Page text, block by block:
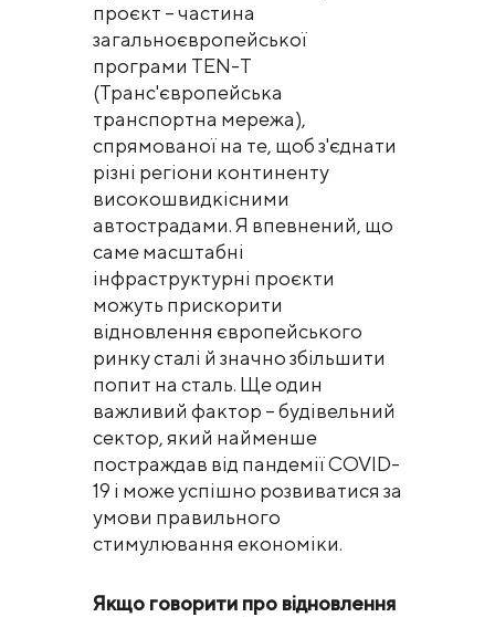
проєкт – частина
загальноєвропейської
програми TEN-T
(Транс'європейська
транспортна мережа),
спрямованої на те, щоб з'єднати
різні регіони континенту
високошвидкісними
автострадами. Я впевнений, що
саме масштабні
інфраструктурні проєкти
можуть прискорити
відновлення європейського
ринку сталі й значно збільшити
попит на сталь. Ще один
важливий фактор – будівельний
сектор, який найменше
постраждав від пандемії COVID-
19 і може успішно розвиватися за
умови правильного
стимулювання економіки.
Якщо говорити про відновлення